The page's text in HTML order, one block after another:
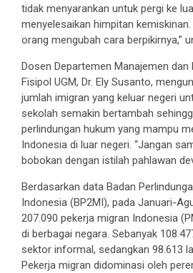
tidak menyarankan untuk pergi ke
menyelesaikan himpitan kemiskinan.
orang mengubah cara berpikirnya,”
Dosen Departemen Manajemen dan
Fisipol UGM, Dr. Ely Susanto,
jumlah imigran yang keluar negeri
sekolah semakin bertambah
perlindungan hukum yang mampu
Indonesia di luar negeri. “Jangan
bobokan dengan istilah pahlawan
Berdasarkan data Badan
Indonesia (BP2MI), pada Januari-
207.090 pekerja migran Indonesia
di berbagai negara. Sebanyak
sektor informal, sedangkan 98.613
Pekerja migran didominasi oleh